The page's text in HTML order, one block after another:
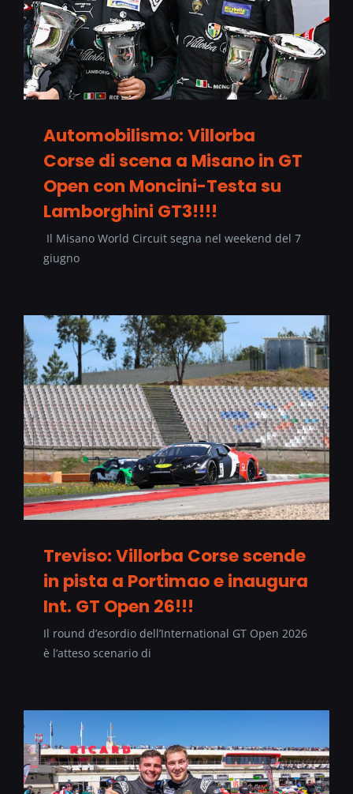
Automobilismo: Villorba
Corse di scena a Misano in GT
Open con Moncini-Testa su
Lamborghini GT3!!!!
Il Misano World Circuit segna nel weekend del 7
giugno
Treviso: Villorba Corse scende
in pista a Portimao e inaugura
Int. GT Open 26!!!
Il round d’esordio dell’International GT Open 2026
è l’atteso scenario di